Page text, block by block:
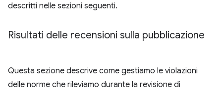
descritti nelle sezioni seguenti.
Risultati delle recensioni sulla pubblicazione
Questa sezione descrive come gestiamo le violazioni
delle norme che rileviamo durante la revisione di